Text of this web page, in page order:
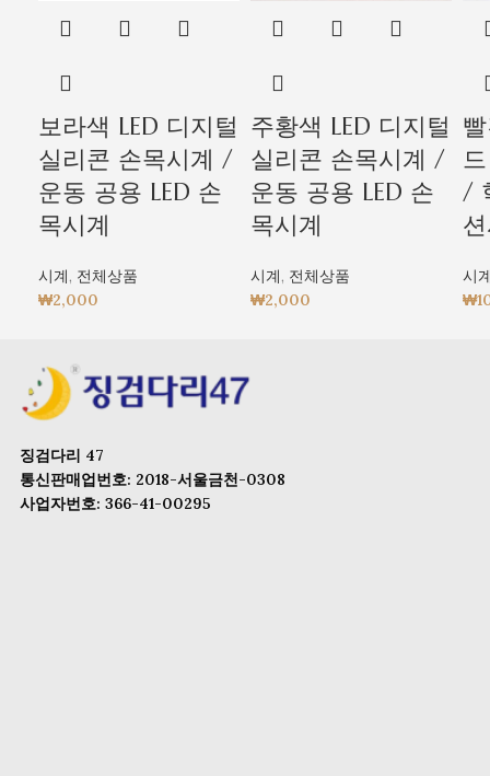
보라색 LED 디지털
실리콘 손목시계 /
운동 공용 LED 손
목시계
시계, 전체상품
₩2,000
주황색 LED 디지털
실리콘 손목시계 /
운동 공용 LED 손
목시계
시계, 전체상품
₩2,000
/
시
₩
징검다리 47
통신판매업번호: 2018-서울금천-0308
사업자번호: 366-41-00295